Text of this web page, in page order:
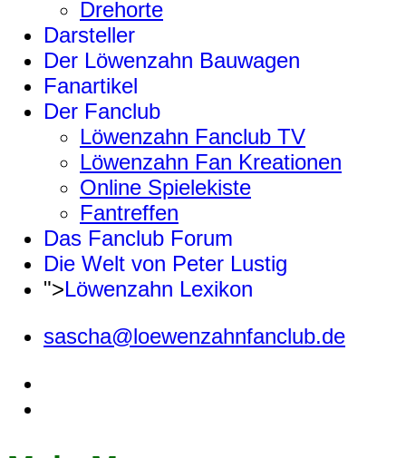
Drehorte
Darsteller
Der Löwenzahn Bauwagen
Fanartikel
Der Fanclub
Löwenzahn Fanclub TV
Löwenzahn Fan Kreationen
Online Spielekiste
Fantreffen
Das Fanclub Forum
Die Welt von Peter Lustig
">Löwenzahn Lexikon
sascha@loewenzahnfanclub.de